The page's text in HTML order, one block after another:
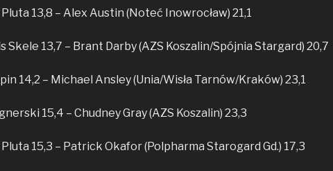
13,8 – Alex Austin (Noteć Inowrocław) 21,1
Skele 13,7 – Brant Darby (AZS Koszalin/Spójnia Stargard) 20,7
14,2 – Michael Ansley (Unia/Wisła Tarnów/Kraków) 23,1
15,4 – Chudney Gray (AZS Koszalin) 23,3
15,3 – Patrick Okafor (Polpharma Starogard Gd.) 17,3